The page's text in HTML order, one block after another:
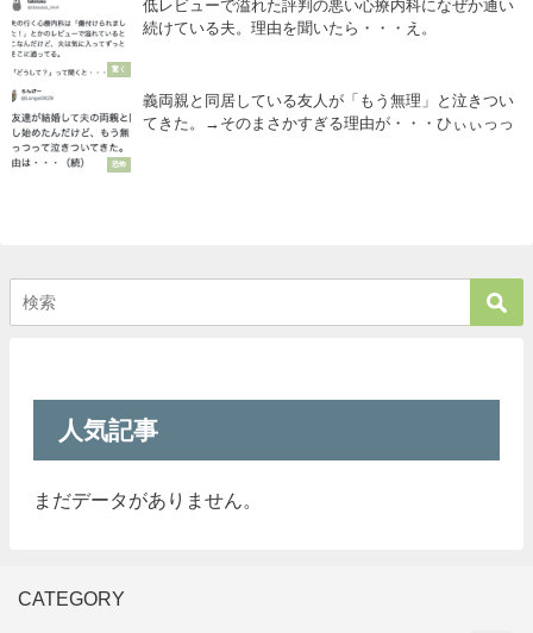
驚く
低レビューで溢れた評判の悪い心療内科になぜか通い
続けている夫。理由を聞いたら・・・え。
恐怖
義両親と同居している友人が「もう無理」と泣きつい
てきた。→そのまさかすぎる理由が・・・ひぃぃっっ
人気記事
まだデータがありません。
CATEGORY